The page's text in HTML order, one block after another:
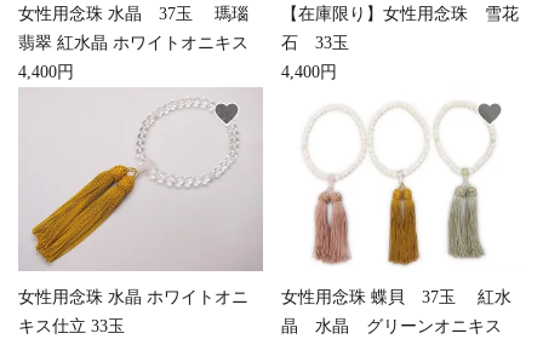
女性用念珠 水晶 37玉 瑪瑙
翡翠 紅水晶 ホワイトオニキス
4,400円
【在庫限り】女性用念珠 雪花
石 33玉
4,400円
女性用念珠 水晶 ホワイトオニ
キス仕立 33玉
favorite
女性用念珠 蝶貝 37玉 紅水
晶 水晶 グリーンオニキス
favorite